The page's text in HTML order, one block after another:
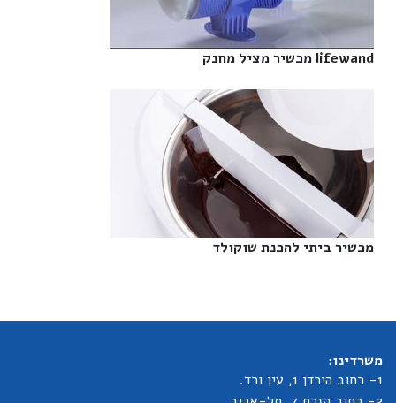
lifewand מכשיר מציל מחנק‎
מכשיר ביתי להכנת שוקולד‎
משרדינו:
1- רחוב הירדן 1, עין ורד.